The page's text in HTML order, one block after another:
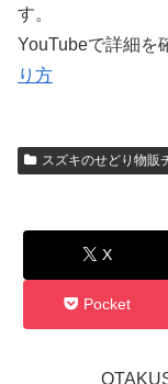
す。
YouTubeで詳細を
り方
スズキのせどり物販
X
Pocket